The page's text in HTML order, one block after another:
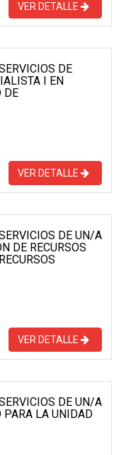
VER DETALLE
DE
I EN
DE
VER DETALLE
DE UN/A
DE RECURSOS
VER DETALLE
DE UN/A
LA UNIDAD